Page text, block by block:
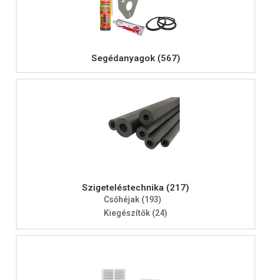
Segédanyagok (567)
Szigeteléstechnika (217)
Csőhéjak (193)
Kiegészítők (24)